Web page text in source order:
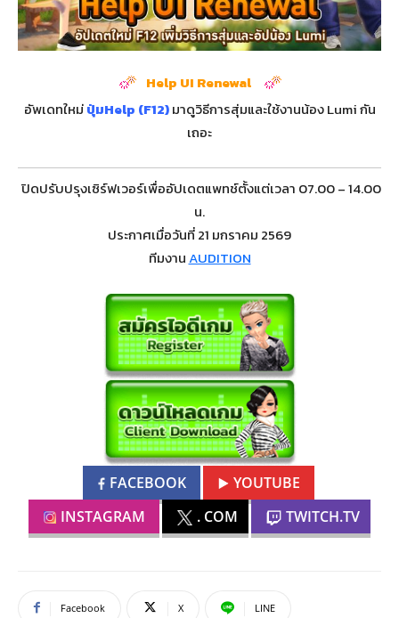
Help UI Renewal
อัพเดทใหม่ปุ่มHelp (F12)มาดูวิธีการสุ่มและใช้งานน้อง Lumi กัน
เถอะ
ปิดปรับปรุงเซิร์ฟเวอร์เพื่ออัปเดตแพทช์ตั้งแต่เวลา 07.00 – 14.00
น.
ประกาศเมื่อวันที่ 21 มกราคม 2569
ทีมงานAUDITION
FACEBOOK
YOUTUBE
INSTAGRAM
. COM TWITCH.TV
Facebook X LINE